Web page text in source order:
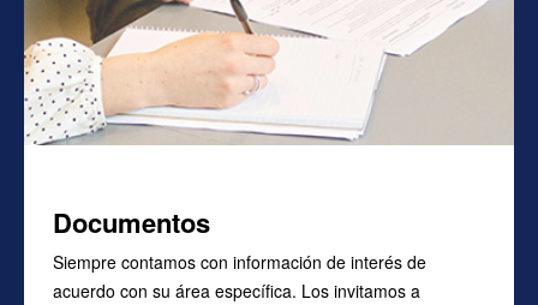
Documentos
Siempre contamos con información de interés de
acuerdo con su área específica. Los invitamos a